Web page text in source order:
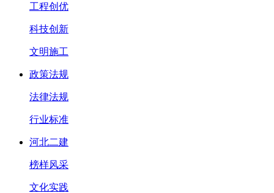
工程创优
科技创新
文明施工
政策法规
法律法规
行业标准
河北二建
榜样风采
文化实践